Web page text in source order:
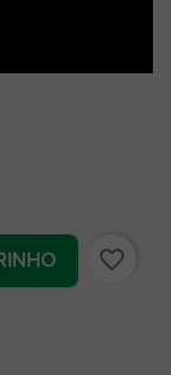
favorite_border